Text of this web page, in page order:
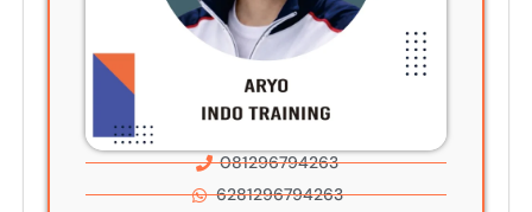
081296794263
6281296794263